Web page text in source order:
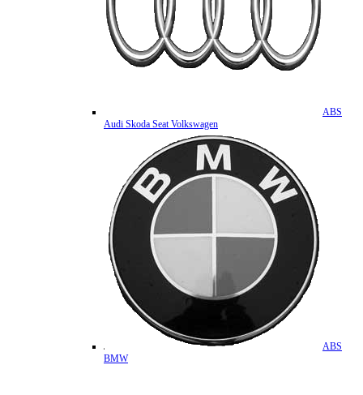
ABS
Audi Skoda Seat Volkswagen
ABS
BMW